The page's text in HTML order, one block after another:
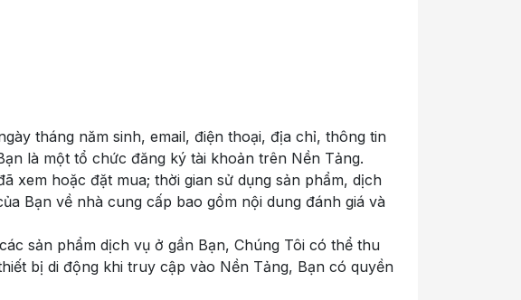
tháng năm sinh, email, điện thoại, địa chỉ, thông tin
là một tổ chức đăng ký tài khoản trên Nền Tảng.
xem hoặc đặt mua; thời gian sử dụng sản phẩm, dịch
Bạn về nhà cung cấp bao gồm nội dung đánh giá và
sản phẩm dịch vụ ở gần Bạn, Chúng Tôi có thể thu
bị di động khi truy cập vào Nền Tảng, Bạn có quyền